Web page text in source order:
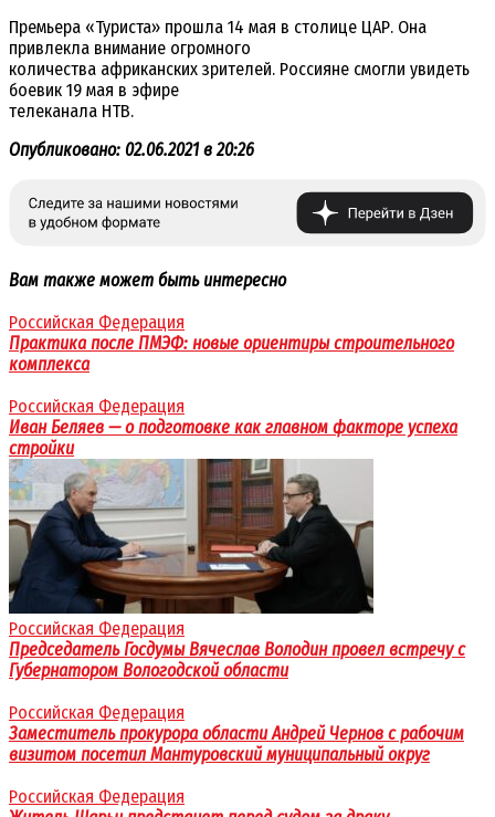
Премьера «Туриста» прошла 14 мая в столице ЦАР. Она
привлекла внимание огромного
количества африканских зрителей. Россияне смогли увидеть
боевик 19 мая в эфире
телеканала НТВ.
Опубликовано: 02.06.2021 в 20:26
Вам также может быть интересно
Российская Федерация
Практика после ПМЭФ: новые ориентиры строительного
комплекса
Российская Федерация
Иван Беляев — о подготовке как главном факторе успеха
стройки
Российская Федерация
Председатель Госдумы Вячеслав Володин провел встречу с
Губернатором Вологодской области
Российская Федерация
Заместитель прокурора области Андрей Чернов с рабочим
визитом посетил Мантуровский муниципальный округ
Российская Федерация